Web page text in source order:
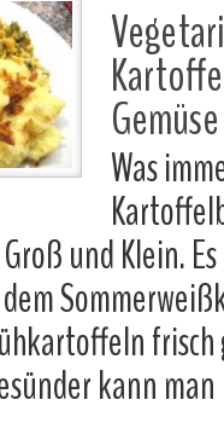
Gemüse
Was
Groß und Klein.
kann